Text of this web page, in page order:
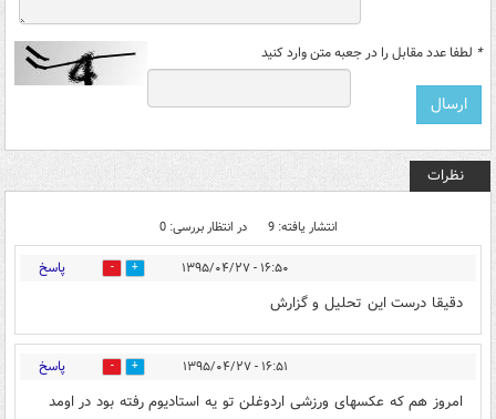
* لطفا عدد مقابل را در جعبه متن وارد کنید
نظرات
انتشار یافته: 9 در انتظار بررسی: 0
۱۶:۵۰ - ۱۳۹۵/۰۴/۲۷ 0 پاسخ
دقیقا درست این تحلیل و گزارش
۱۶:۵۱ - ۱۳۹۵/۰۴/۲۷ 0 پاسخ
امروز هم که عکسهای ورزشی اردوغلن تو یه استادیوم رفته بود در اومد